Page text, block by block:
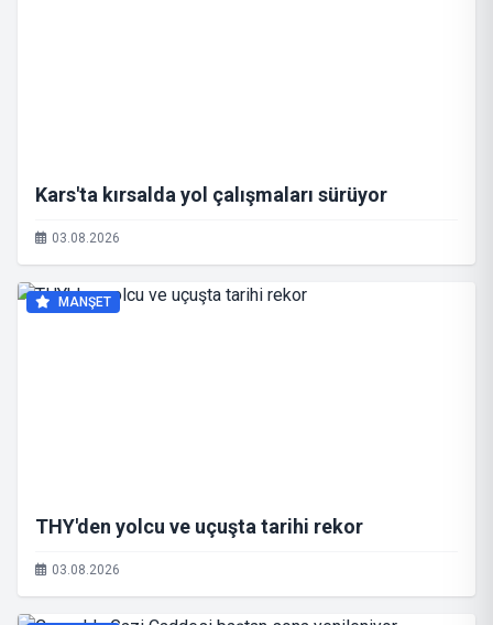
Kars'ta kırsalda yol çalışmaları sürüyor
03.08.2026
MANŞET
THY'den yolcu ve uçuşta tarihi rekor
03.08.2026